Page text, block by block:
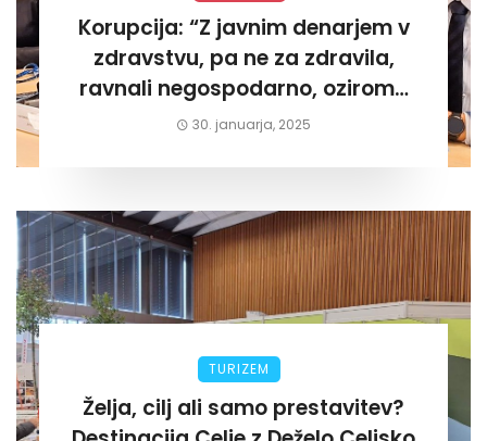
Korupcija: “Z javnim denarjem v
zdravstvu, pa ne za zdravila,
ravnali negospodarno, oziroma
za lastni žep. Tokrat na Žalskem«
30. januarja, 2025
TURIZEM
Želja, cilj ali samo prestavitev?